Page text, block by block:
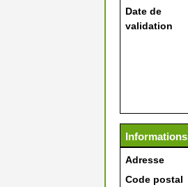
Date de
validation
Adresse
Code postal